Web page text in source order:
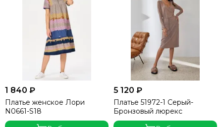
1 840 ₽
Платье женское Лори
N0661-S18
5 120 ₽
Платье 51972-1 Серый-
Бронзовый люрекс